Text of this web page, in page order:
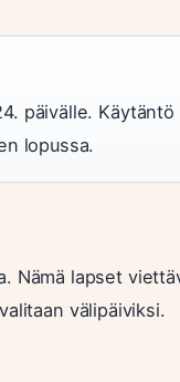
päivälle.
lopussa.
Nämä lapset
välipäiviksi.